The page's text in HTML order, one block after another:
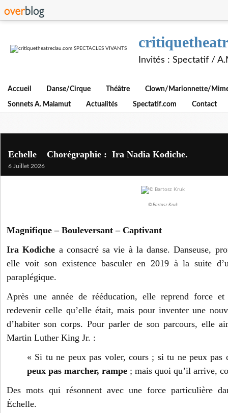
Invités : Spectatif /
Accueil Danse/Cirque Théâtre Clown/Marionnette/
Sonnets A. Malamut Actualités Spectatif.com Contact
Echelle Chorégraphie : Ira Nadia Kodiche.
6 Juillet 2026
© Bartosz Kruk
Magnifique – Bouleversant – Captivant
Ira Kodiche a consacré sa vie à la danse. Danseuse,
elle voit son existence basculer en 2019 à la suite
paraplégique.
Après une année de rééducation, elle reprend force
redevenir celle qu’elle était, mais pour inventer une
d’habiter son corps. Pour parler de son parcours, elle
Martin Luther King Jr. :
« Si tu ne peux pas voler, cours ; si tu ne peux
peux pas marcher, rampe ; mais quoi qu’il arrive,
Des mots qui résonnent avec une force particulière
Échelle.